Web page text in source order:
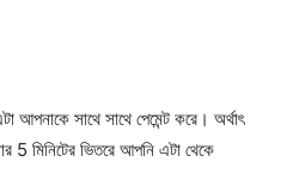
আপনাকে সাথে সাথে পেমেন্ট করে। অর্থাৎ
মিনিটের ভিতরে আপনি এটা থেকে